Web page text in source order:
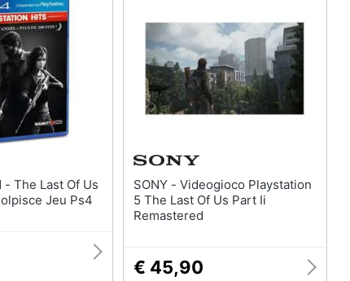
Jeu Ps4
SONY - Videogioco Playstation
5 The Last Of Us Part Ii
Remastered
€ 45,90